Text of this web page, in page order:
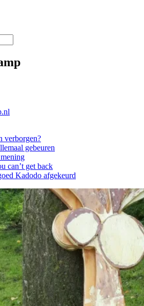
verborgen?
gebeuren
can’t get back
Kadodo afgekeurd